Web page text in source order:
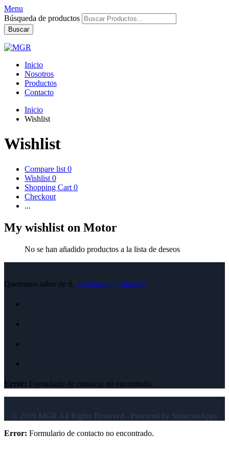
Menu
Búsqueda de productos
Buscar
Inicio
Nosotros
Productos
Contacto
Inicio
Wishlist
Wishlist
Compare list 0
Wishlist 0
Shopping Cart 0
Checkout
...
My wishlist on Motor
No se han añadido productos a la lista de deseos
Queremos saber de tí, Envíanos un Mensaje
Error: Formulario de contacto no encontrado.
© 2019 MGR All Rights Reserved - Powered by SimeconApps
Error: Formulario de contacto no encontrado.